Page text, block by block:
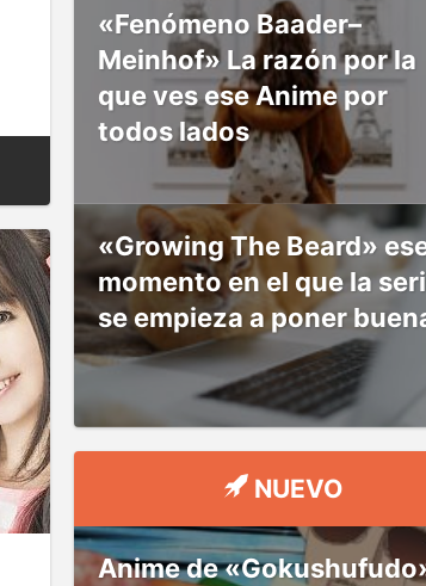
«Fenómeno Baader–
Meinhof» La razón por la
que ves ese Anime por
todos lados
«Growing The Beard»
momento en el que la
se empieza a poner
NUEVO
Anime de